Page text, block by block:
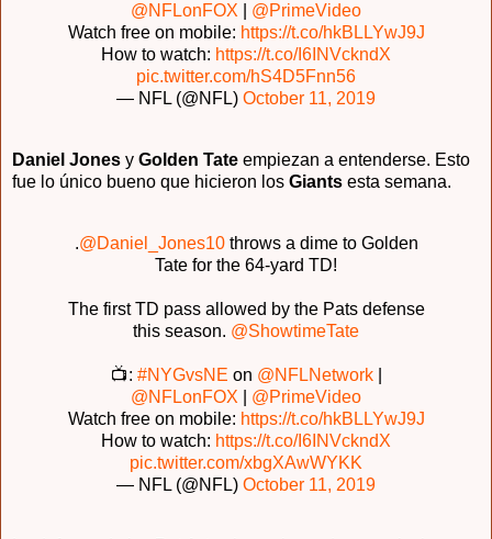
@NFLonFOX
@PrimeVideo
Watch free on mobile: https://t.co/hkBLLYwJ9J
How to watch: https://t.co/I6INVckndX
pic.twitter.com/hS4D5Fnn56
— NFL (@NFL) October 11, 2019
Daniel Jones y Golden Tate empiezan a entenderse. Esto
fue lo único bueno que hicieron los Giants esta semana.
.@Daniel_Jones10throws a dime to Golden
Tate for the 64-yard TD!
The first TD pass allowed by the Pats defense
this season. @ShowtimeTate
📺: #NYGvsNE on @NFLNetwork|
@NFLonFOX
@PrimeVideo
Watch free on mobile: https://t.co/hkBLLYwJ9J
How to watch: https://t.co/I6INVckndX
pic.twitter.com/xbgXAwWYKK
— NFL (@NFL) October 11, 2019